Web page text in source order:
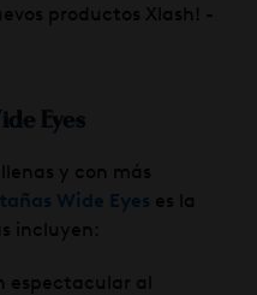
Eyes
y con más
Wide Eyes es la
incluyen:
espectacular al